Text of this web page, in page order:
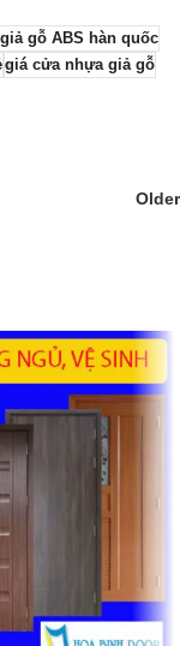
gỗ ABS hàn quốc
giá cửa nhựa giả gỗ
Older